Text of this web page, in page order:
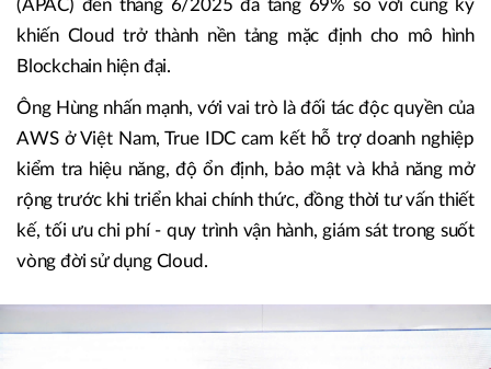
Tại Việt Nam, thị trường này được dự báo tăng trưởng
trung bình 25,24%/năm. Khoảng 70-80% nút mạng (node)
động on-chain tại khu vực Châu Á - Thái Bình Dương
(APAC) đến tháng 6/2025 đã tăng 69% so với cùng kỳ
khiến Cloud trở thành nền tảng mặc định cho mô hình
Blockchain hiện đại.
Ông Hùng nhấn mạnh, với vai trò là đối tác độc quyền của